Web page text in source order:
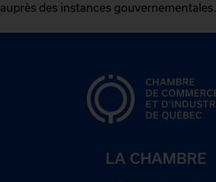
auprès des instances gouvernementales.
LA CHAMBRE